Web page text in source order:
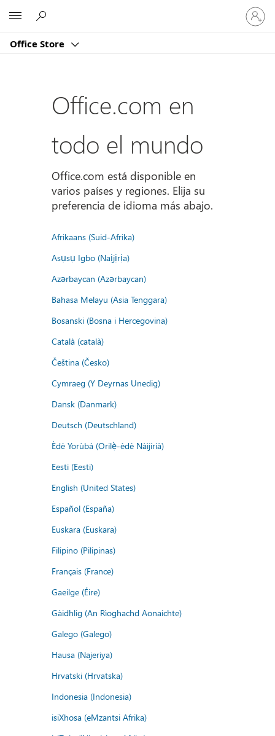
Office Store
Iniciar
sesión
en
cuenta
Office.com en
todo el mundo
Office.com está disponible en
varios países y regiones. Elija su
preferencia de idioma más abajo.
Afrikaans (Suid-Afrika)
Asụsụ Igbo (Naịjịrịa)
Azərbaycan (Azərbaycan)
Bahasa Melayu (Asia Tenggara)
Bosanski (Bosna i Hercegovina)
Català (català)
Čeština (Česko)
Cymraeg (Y Deyrnas Unedig)
Dansk (Danmark)
Deutsch (Deutschland)
Èdè Yorùbá (Orilẹ̀-èdè Nàìjíríà)
Eesti (Eesti)
English (United States)
Español (España)
Euskara (Euskara)
Filipino (Pilipinas)
Français (France)
Gaeilge (Éire)
Gàidhlig (An Rìoghachd Aonaichte)
Galego (Galego)
Hausa (Najeriya)
Hrvatski (Hrvatska)
Indonesia (Indonesia)
isiXhosa (eMzantsi Afrika)